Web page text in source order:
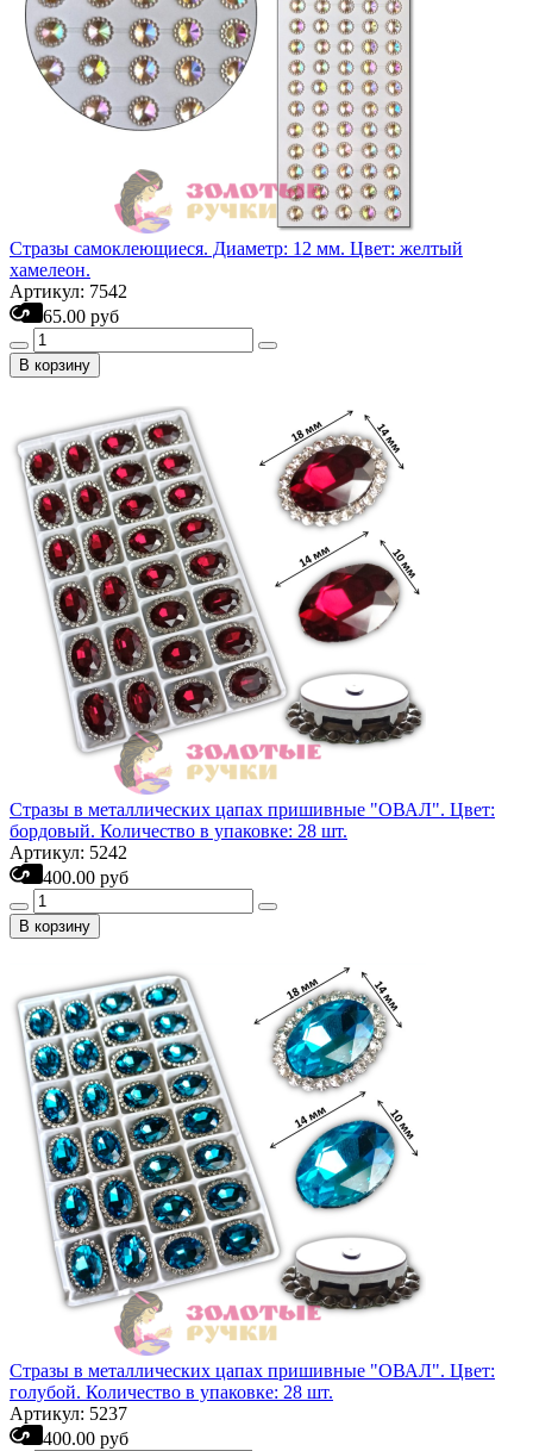
Стразы самоклеющиеся. Диаметр: 12 мм. Цвет: желтый
хамелеон.
Артикул: 7542
65.00 руб
В корзину
Стразы в металлических цапах пришивные "ОВАЛ". Цвет:
бордовый. Количество в упаковке: 28 шт.
Артикул: 5242
400.00 руб
В корзину
Стразы в металлических цапах пришивные "ОВАЛ". Цвет:
голубой. Количество в упаковке: 28 шт.
Артикул: 5237
400.00 руб